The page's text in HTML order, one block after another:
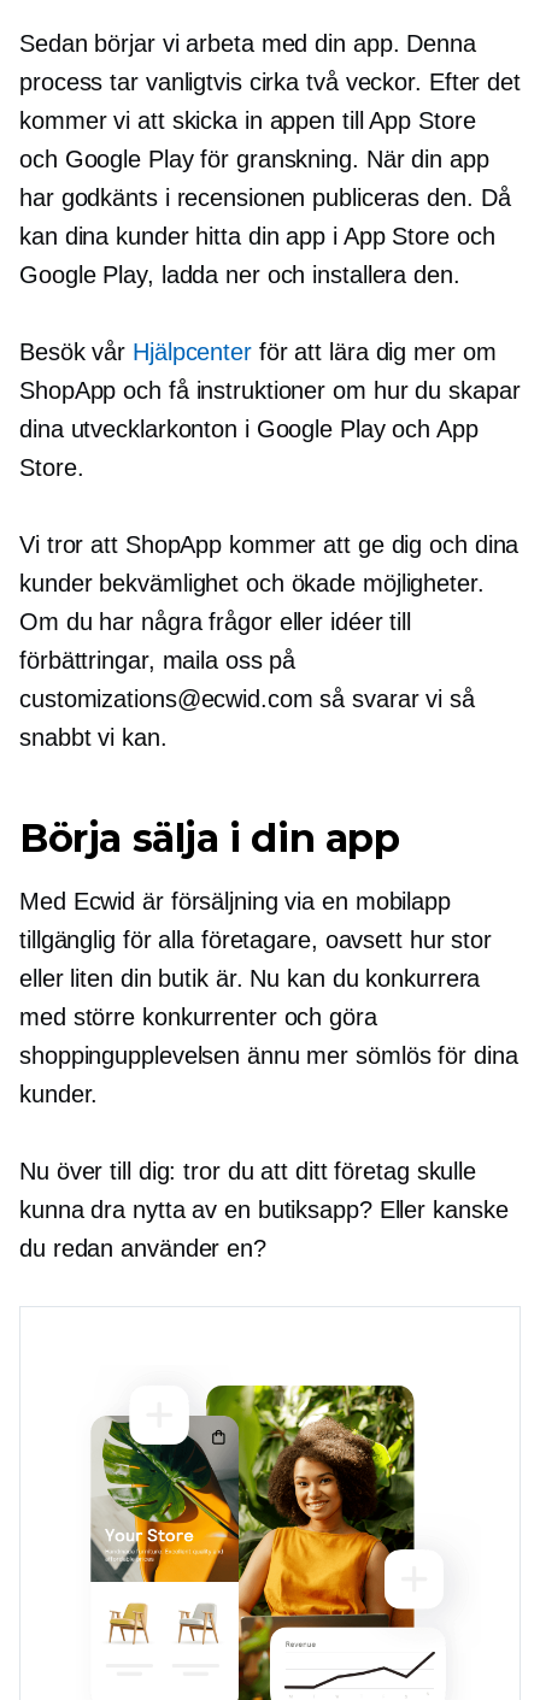
Sedan börjar vi arbeta med din app. Denna
process tar vanligtvis cirka två veckor. Efter det
kommer vi att skicka in appen till App Store
och Google Play för granskning. När din app
har godkänts i recensionen publiceras den. Då
kan dina kunder hitta din app i App Store och
Google Play, ladda ner och installera den.
Besök vår Hjälpcenterför att lära dig mer om
ShopApp och få instruktioner om hur du skapar
dina utvecklarkonton i Google Play och App
Store.
Vi tror att ShopApp kommer att ge dig och dina
kunder bekvämlighet och ökade möjligheter.
Om du har några frågor eller idéer till
förbättringar, maila oss på
customizations@ecwid.com så svarar vi så
snabbt vi kan.
Börja sälja i din app
Med Ecwid är försäljning via en mobilapp
tillgänglig för alla företagare, oavsett hur stor
eller liten din butik är. Nu kan du konkurrera
med större konkurrenter och göra
shoppingupplevelsen ännu mer sömlös för dina
kunder.
Nu över till dig: tror du att ditt företag skulle
kunna dra nytta av en butiksapp? Eller kanske
du redan använder en?